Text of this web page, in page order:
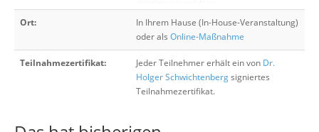
Ort:
In Ihrem Hause (In-House-Veranstaltung)
oder als Online-Maßnahme
Teilnahmezertifikat: Jeder Teilnehmer erhält ein von Dr.
Holger Schwichtenbergsigniertes
Teilnahmezertifikat.